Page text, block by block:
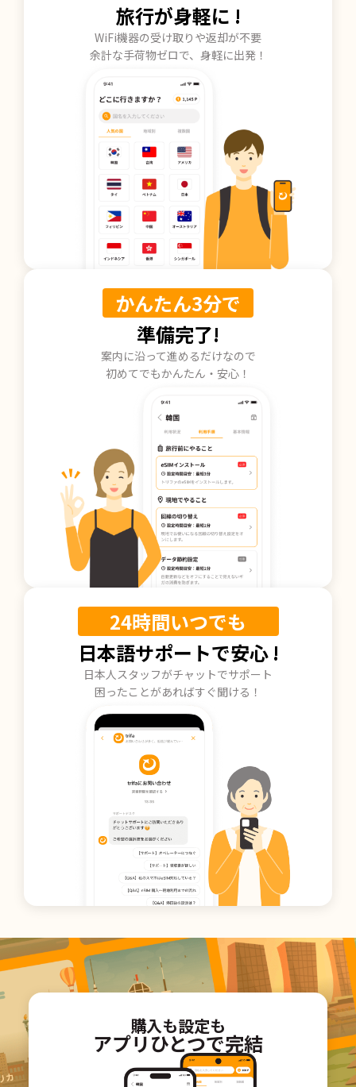
旅行が身軽に !
WiFi機器の受け取りや返却が不要
余計な手荷物ゼロで、身軽に出発！
かんたん3分で
準備完了!
案内に沿って進めるだけなので
初めてでもかんたん・安心！
24時間いつでも
日本語サポートで安心 !
日本人スタッフがチャットでサポート
困ったことがあればすぐ聞ける！
購入も設定も
アプリひとつで完結